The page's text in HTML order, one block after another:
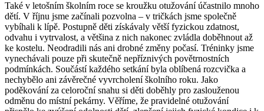
Také v letošním školním roce se kroužku otužování účastnilo mnoho
dětí. V říjnu jsme začínali pozvolna – v tričkách jsme společně
vybíhali k lípě. Postupně děti získávaly větší fyzickou zdatnost,
odvahu i vytrvalost, a většina z nich nakonec zvládla doběhnout až
ke kostelu. Neodradili nás ani drobné změny počasí. Tréninky jsme
vynechávali pouze při skutečně nepříznivých povětrnostních
podmínkách. Součástí každého setkání byla oblíbená rozcvička a
nechybělo ani závěrečné vyvrcholení školního roku. Jako
poděkování za celoroční snahu si děti doběhly pro zaslouženou
odměnu do místní pekárny. Věříme, že pravidelné otužování